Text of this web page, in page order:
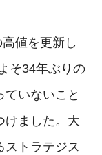
値を更新し
そ34年ぶりの
いないこと
けました。大
ストラテジス